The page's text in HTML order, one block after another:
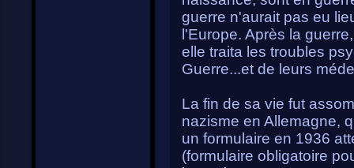
guerre n'aurait pas eu
l'Europe. Après la
elle traita les troubles
Guerre...et de leurs
La fin de sa vie fut
nazisme en Allemagne,
un formulaire en 1936
(formulaire obligatoire